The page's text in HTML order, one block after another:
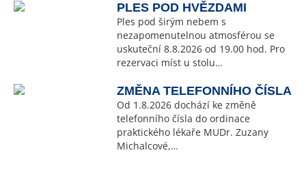
PLES POD HVĚZDAMI
Ples pod širým nebem s
nezapomenutelnou atmosférou se
uskuteční 8.8.2026 od 19.00 hod. Pro
rezervaci míst u stolu…
ZMĚNA TELEFONNÍHO ČÍSLA
Od 1.8.2026 dochází ke změně
telefonního čísla do ordinace
praktického lékaře MUDr. Zuzany
Michalcové,…